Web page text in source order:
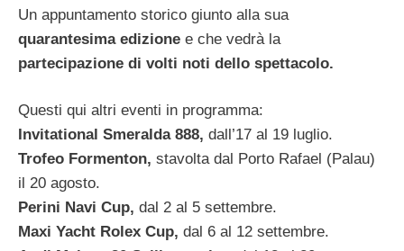
Un appuntamento storico giunto alla sua
quarantesima edizione e che vedrà la
partecipazione di volti noti dello spettacolo.
Questi qui altri eventi in programma:
Invitational Smeralda 888, dall’17 al 19 luglio.
Trofeo Formenton, stavolta dal Porto Rafael (Palau)
il 20 agosto.
Perini Navi Cup, dal 2 al 5 settembre.
Maxi Yacht Rolex Cup, dal 6 al 12 settembre.